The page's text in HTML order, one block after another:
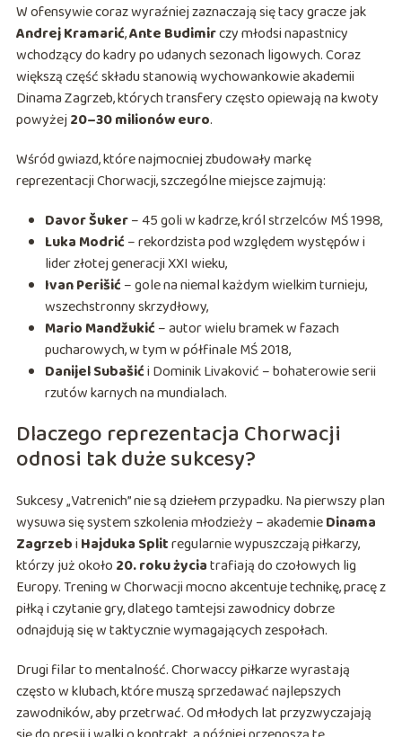
W ofensywie coraz wyraźniej zaznaczają się tacy gracze jak
Andrej Kramarić,Ante Budimirczy młodsi napastnicy
wchodzący do kadry po udanych sezonach ligowych. Coraz
większą część składu stanowią wychowankowie akademii
Dinama Zagrzeb, których transfery często opiewają na kwoty
powyżej20–30 milionów euro.
Wśród gwiazd, które najmocniej zbudowały markę
reprezentacji Chorwacji, szczególne miejsce zajmują:
Davor Šuker– 45 goli w kadrze, król strzelców MŚ 1998,
Luka Modrić – rekordzista pod względem występów i
lider złotej generacji XXI wieku,
Ivan Perišić – gole na niemal każdym wielkim turnieju,
wszechstronny skrzydłowy,
Mario Mandžukić – autor wielu bramek w fazach
pucharowych, w tym w półfinale MŚ 2018,
Danijel Subašići Dominik Livaković – bohaterowie serii
rzutów karnych na mundialach.
Dlaczego reprezentacja Chorwacji
odnosi tak duże sukcesy?
Sukcesy „Vatrenich” nie są dziełem przypadku. Na pierwszy plan
wysuwa się system szkolenia młodzieży – akademieDinama
Zagrzebi Hajduka Splitregularnie wypuszczają piłkarzy,
którzy już około 20. roku życiatrafiają do czołowych lig
Europy. Trening w Chorwacji mocno akcentuje technikę, pracę z
piłką i czytanie gry, dlatego tamtejsi zawodnicy dobrze
odnajdują się w taktycznie wymagających zespołach.
Drugi filar to mentalność. Chorwaccy piłkarze wyrastają
często w klubach, które muszą sprzedawać najlepszych
zawodników, aby przetrwać. Od młodych lat przyzwyczajają